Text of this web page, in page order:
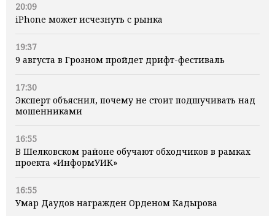
20:09
iPhone может исчезнуть с рынка
19:37
9 августа в Грозном пройдет дрифт-фестиваль
17:30
Эксперт объяснил, почему не стоит подшучивать над
мошенниками
16:55
В Шелковском районе обучают обходчиков в рамках
проекта «ИнформУИК»
16:55
Умар Даудов награжден Орденом Кадырова